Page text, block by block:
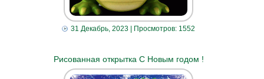
31 Декабрь, 2023 | Просмотров: 1552
Рисованная открытка С Новым годом !